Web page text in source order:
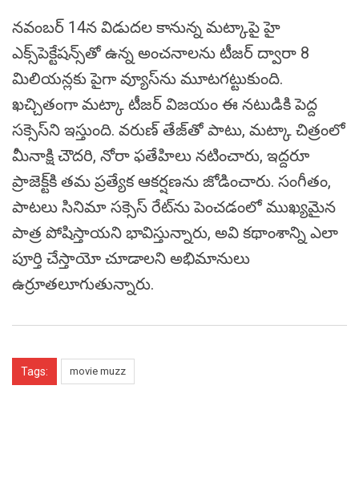
నవంబర్ 14న విడుదల కానున్న మట్కాపై హై
ఎక్స్‌పెక్టేషన్స్‌తో ఉన్న అంచనాలను టీజర్ ద్వారా 8
మిలియన్లకు పైగా వ్యూస్‌ను మూటగట్టుకుంది.
ఖచ్చితంగా మట్కా టీజర్ విజయం ఈ నటుడికి పెద్ద
సక్సెస్‌ని ఇస్తుంది. వరుణ్ తేజ్‌తో పాటు, మట్కా చిత్రంలో
మీనాక్షి చౌదరి, నోరా ఫతేహిలు నటించారు, ఇద్దరూ
ప్రాజెక్ట్‌కి తమ ప్రత్యేక ఆకర్షణను జోడించారు. సంగీతం,
పాటలు సినిమా సక్సెస్ రేట్‌ను పెంచడంలో ముఖ్యమైన
పాత్ర పోషిస్తాయని భావిస్తున్నారు, అవి కథాంశాన్ని ఎలా
పూర్తి చేస్తాయో చూడాలని అభిమానులు
ఉర్రూతలూగుతున్నారు.
Tags: movie muzz